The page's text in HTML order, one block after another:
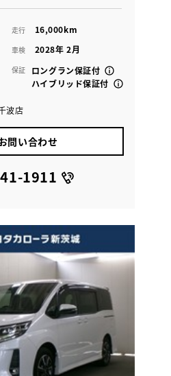
走行 16,000km
車検 2028年 2月
保証
ロングラン保証付
ハイブリッド保証付
波店
問い合わせ
1911